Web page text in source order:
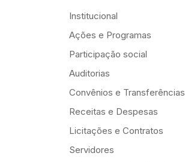
Institucional
Ações e Programas
Participação social
Auditorias
Convênios e Transferências
Receitas e Despesas
Licitações e Contratos
Servidores